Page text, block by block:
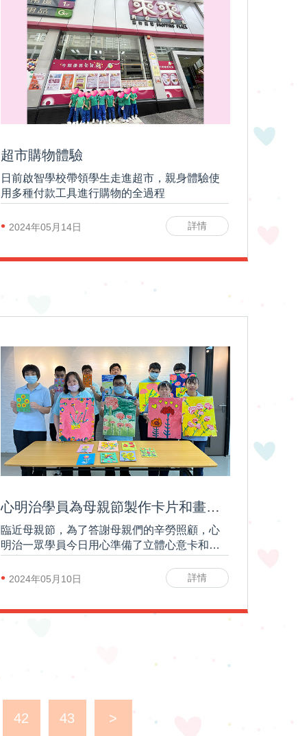
超市購物體驗
日前啟智學校帶領學生走進超市，親身體驗使
用多種付款工具進行購物的全過程
• 2024年05月14日 詳情
心明治學員為母親節製作卡片和畫作 各母親聊表謝意
臨近母親節，為了答謝母親們的辛勞照顧，心
明治一眾學員今日用心準備了立體心意卡和彩
• 2024年05月10日 詳情
42 43 >